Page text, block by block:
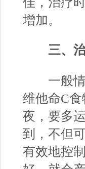
增加。
三、治
一般情
维他命C
夜，要多
到，不但
有效地控